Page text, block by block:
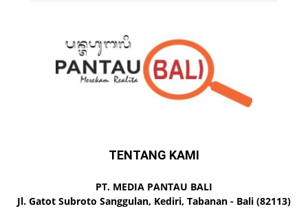
TENTANG KAMI
PT. MEDIA PANTAU BALI
Jl. Gatot Subroto Sanggulan, Kediri, Tabanan - Bali (82113)